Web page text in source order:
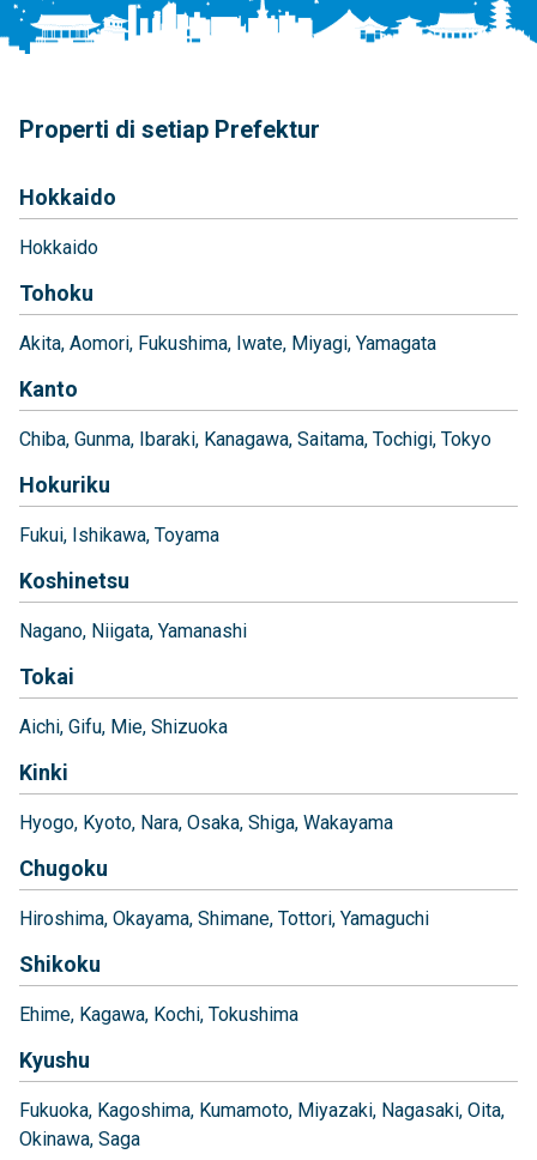
Properti di setiap Prefektur
Hokkaido
Hokkaido
Tohoku
Akita Aomori Fukushima Iwate Miyagi Yamagata
Kanto
Chiba Gunma Ibaraki Kanagawa Saitama Tochigi Tokyo
Hokuriku
Fukui Ishikawa Toyama
Koshinetsu
Nagano Niigata Yamanashi
Tokai
Aichi Gifu Mie Shizuoka
Kinki
Hyogo Kyoto Nara Osaka Shiga Wakayama
Chugoku
Hiroshima Okayama Shimane Tottori Yamaguchi
Shikoku
Ehime Kagawa Kochi Tokushima
Kyushu
Fukuoka Kagoshima Kumamoto Miyazaki Nagasaki Oita
Okinawa Saga